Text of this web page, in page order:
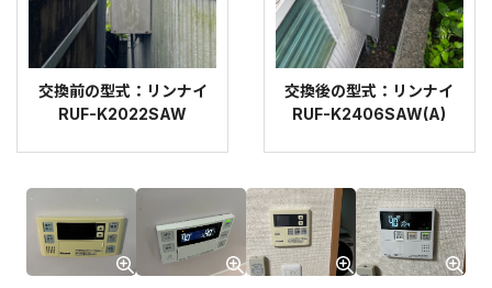
交換前の型式：リンナイ
RUF-K2022SAW
交換後の型式：リンナイ
RUF-K2406SAW(A)